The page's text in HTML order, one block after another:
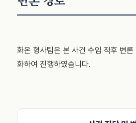
화온 형사팀은 본 사건 수임 직후 변
화하여 진행하였습니다.